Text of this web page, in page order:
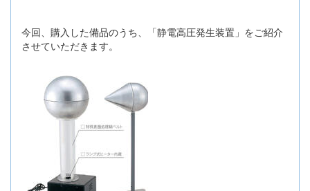
今回、購入した備品のうち、「静電高圧発生装置」をご紹介
させていただきます。